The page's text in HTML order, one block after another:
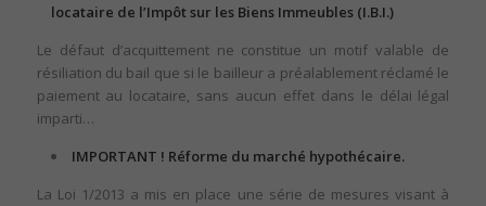
locataire de l’Impôt sur les Biens Immeubles (I.B.I.)
Le défaut d’acquittement ne constitue un motif valable de
résiliation du bail que si le bailleur a préalablement réclamé le
paiement au locataire, sans aucun effet dans le délai légal
imparti…
IMPORTANT ! Réforme du marché hypothécaire.
La Loi 1/2013 a mis en place une série de mesures visant à